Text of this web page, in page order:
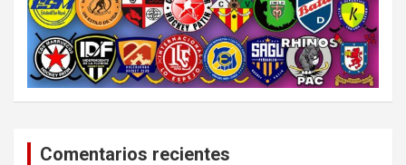
Comentarios recientes